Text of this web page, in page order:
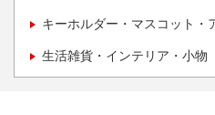
キーホルダー・マスコット・
生活雑貨・インテリア・小物